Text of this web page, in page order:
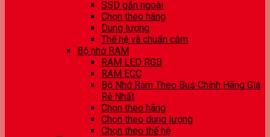
SSD gắn ngoài
Chọn theo hãng
Dung lượng
Thế hệ và chuẩn cắm
Bộ nhớ RAM
RAM LED RGB
RAM ECC
Bộ Nhớ Ram Theo Bus Chính Hãng Giá
Rẻ Nhất
Chọn theo hãng
Chọn theo dung lượng
Chọn theo thế hệ